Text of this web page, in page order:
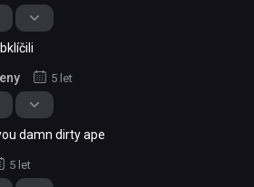
5 let
damn dirty ape
5 let